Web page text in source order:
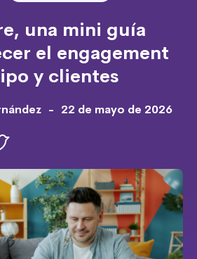
una mini guía
el engagement
y clientes
- 22 de mayo de 2026